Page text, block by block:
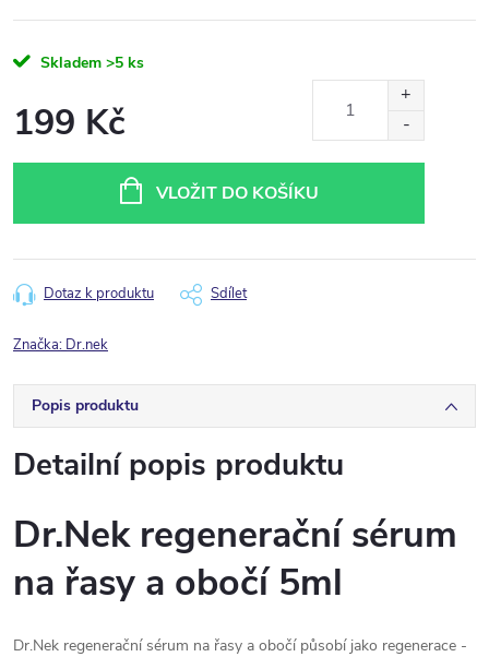
Skladem >5 ks
199 Kč
VLOŽIT DO KOŠÍKU
Dotaz k produktu Sdílet
Značka: Dr.nek
Popis produktu
Detailní popis produktu
Dr.Nek regenerační sérum
na řasy a obočí 5ml
Dr.Nek regenerační sérum na řasy a obočí působí jako regenerace -